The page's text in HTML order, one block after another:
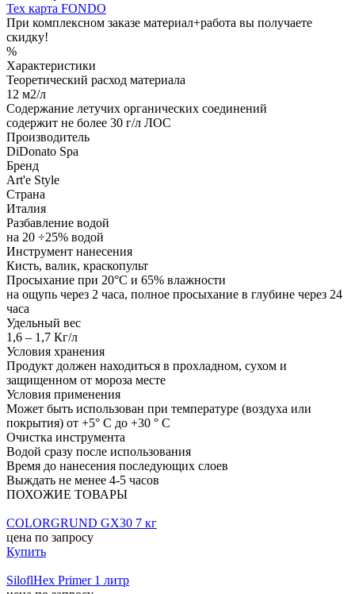
Тех карта FONDO
При комплексном заказе материал+работа вы получаете
скидку!
%
Характеристики
Теоретический расход материала
12 м2/л
Содержание летучих органических соединений
содержит не более 30 г/л ЛОС
Производитель
DiDonato Spa
Бренд
Art'e Style
Страна
Италия
Разбавление водой
на 20 ÷25% водой
Инструмент нанесения
Кисть, валик, краскопульт
Просыхание при 20°С и 65% влажности
на ощупь через 2 часа, полное просыхание в глубине через 24
часа
Удельный вес
1,6 – 1,7 Кг/л
Условия хранения
Продукт должен находиться в прохладном, сухом и
защищенном от мороза месте
Условия применения
Может быть использован при температуре (воздуха или
покрытия) от +5° C до +30 ° C
Очистка инструмента
Водой сразу после использования
Время до нанесения последующих слоев
Выждать не менее 4-5 часов
ПОХОЖИЕ ТОВАРЫ
COLORGRUND GX30 7 кг
цена по запросу
Купить
SiloflHex Primer 1 литр